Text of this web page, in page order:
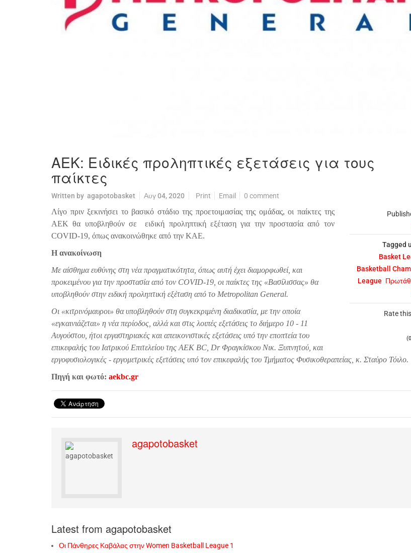
ΑΕΚ: Ειδικές προληπτικές εξετάσεις για τους
παίκτες
Written by agapotobasket Αυγ 04, 2020 Print Email 0 comment
Tagged
Basket
Basketball
League
Rate
Λίγο πριν ξεκινήσει το βασικό στάδιο της προετοιμασίας της ομάδας, οι παίκτες της
ΑΕΚ θα υποβληθούν σε
ειδική προληπτική εξέταση για την προστασία από τον
COVID-19, όπως ανακοινώθηκε από την ΚΑΕ.
Η ανακοίνωση
Με αίσθημα ευθύνης στη νέα πραγματικότητα, όπως αυτή έχει διαμορφωθεί, και
προκειμένου για την προστασία από τον COVID-19, οι παίκτες της «Βασίλισσας» θα
υποβληθούν στην ειδική προληπτική εξέταση από το Metropolitan General.
Οι «κιτρινόμαυροι» θα υποβληθούν στη συγκεκριμένη διαδικασία, με την οποία
«εγκαινιάζεται» η νέα περίοδος, αλλά και στις λοιπές εξετάσεις το διήμερο 10 - 11
Αυγούστου, ήτοι εργαστηριακές και απεικονιστικές εξετάσεις υπό την εποπτεία του
επικεφαλής του Ιατρικού Επιτελείου της ΑΕΚ BC, Dr Φραγκίσκου Νικ. Ξυπνητού, και
εργοφυσιολογικές - εργομετρικές εξετάσεις υπό τον επικεφαλής του Τμήματος Φυσικοθεραπείας, κ. Σταύρο Τόιλο.
Πηγή και φωτό: aekbc.gr
agapotobasket
Latest from agapotobasket
Οι Πάνθηρες Καβάλας στην Women Basketball League 1